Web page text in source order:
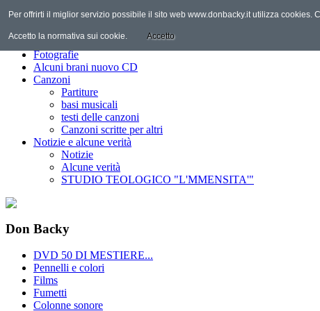
Home
Discografia
Fotografie
Alcuni brani nuovo CD
Canzoni
Partiture
basi musicali
testi delle canzoni
Canzoni scritte per altri
Notizie e alcune verità
Notizie
Alcune verità
STUDIO TEOLOGICO "L'MMENSITA'"
Don Backy
DVD 50 DI MESTIERE...
Pennelli e colori
Films
Fumetti
Colonne sonore
Per offrirti il miglior servizio possibile il sito web www.donbacky.it utilizza
Accetto la normativa sui cookie. Accetto